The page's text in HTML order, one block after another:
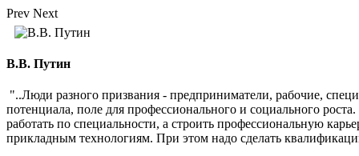
Prev Next
В.В. Путин
"..Люди разного призвания - предприниматели, рабочие,
потенциала, поле для профессионального и социального
работать по специальности, а строить профессиональную
прикладным технологиям. При этом надо сделать